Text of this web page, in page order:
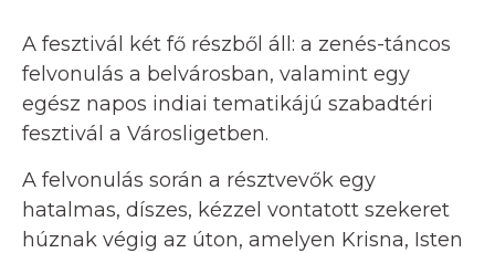
A fesztivál két fő részből áll: a zenés-táncos
felvonulás a belvárosban, valamint egy
egész napos indiai tematikájú szabadtéri
fesztivál a Városligetben.
A felvonulás során a résztvevők egy
hatalmas, díszes, kézzel vontatott szekeret
húznak végig az úton, amelyen Krisna, Isten